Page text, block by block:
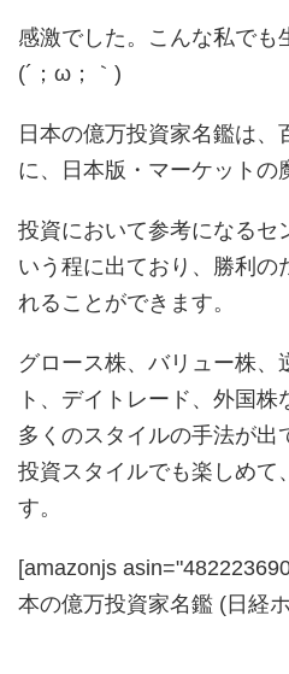
感激でした。こんな私でも
(´；ω；｀)
日本の億万投資家名鑑は、
に、日本版・マーケットの
投資において参考になるセ
いう程に出ており、勝利の
れることができます。
グロース株、バリュー株、
ト、デイトレード、外国
多くのスタイルの手法が出
投資スタイルでも楽しめて
す。
[amazonjs
本の億万投資家名鑑 (日経